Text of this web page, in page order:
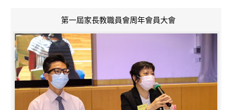
第一屆家長教職員會周年會員大會